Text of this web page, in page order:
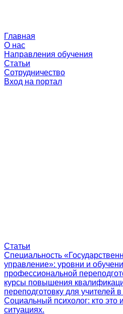
Главная
О нас
Направления обучения
Статьи
Сотрудничество
Вход на портал
Статьи
Специальность
управление»: уровни и
профессиональной
курсы повышения
переподготовку для учителей
Социальный психолог: кто это
ситуациях.